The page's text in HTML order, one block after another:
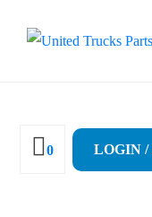
0 LOGIN /